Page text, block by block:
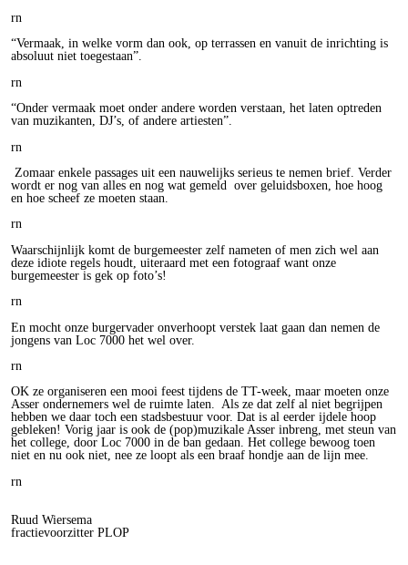
rn
“Vermaak, in welke vorm dan ook, op terrassen en vanuit de inrichting is
absoluut niet toegestaan”.
rn
“Onder vermaak moet onder andere worden verstaan, het laten optreden
van muzikanten, DJ’s, of andere artiesten”.
rn
Zomaar enkele passages uit een nauwelijks serieus te nemen brief. Verder
wordt er nog van alles en nog wat gemeld over geluidsboxen, hoe hoog
en hoe scheef ze moeten staan.
rn
Waarschijnlijk komt de burgemeester zelf nameten of men zich wel aan
deze idiote regels houdt, uiteraard met een fotograaf want onze
burgemeester is gek op foto’s!
rn
En mocht onze burgervader onverhoopt verstek laat gaan dan nemen de
jongens van Loc 7000 het wel over.
rn
OK ze organiseren een mooi feest tijdens de TT-week, maar moeten onze
Asser ondernemers wel de ruimte laten. Als ze dat zelf al niet begrijpen
hebben we daar toch een stadsbestuur voor. Dat is al eerder ijdele hoop
gebleken! Vorig jaar is ook de (pop)muzikale Asser inbreng, met steun van
het college, door Loc 7000 in de ban gedaan. Het college bewoog toen
niet en nu ook niet, nee ze loopt als een braaf hondje aan de lijn mee.
rn
Ruud Wiersema
fractievoorzitter PLOP